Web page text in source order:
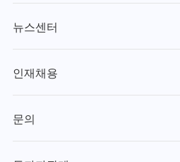
뉴스센터
인재채용
문의